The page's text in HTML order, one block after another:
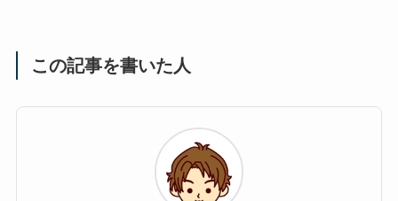
この記事を書いた人